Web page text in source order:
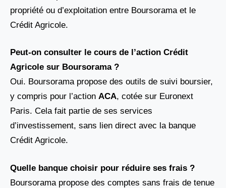
propriété ou d’exploitation entre Boursorama et le
Crédit Agricole.
Peut-on consulter le cours de l’action Crédit
Agricole sur Boursorama ?
Oui. Boursorama propose des outils de suivi boursier,
y compris pour l’action ACA, cotée sur Euronext
Paris. Cela fait partie de ses services
d’investissement, sans lien direct avec la banque
Crédit Agricole.
Quelle banque choisir pour réduire ses frais ?
Boursorama propose des comptes sans frais de tenue